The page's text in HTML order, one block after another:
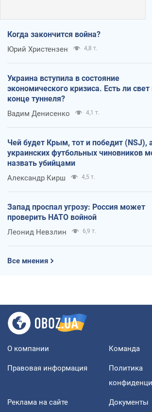
Когда закончится война?
Юрий Христензен 4,8 т.
Украина вступила в состояние
экономического кризиса. Есть ли свет
конце туннеля?
Вадим Денисенко 4,1 т.
Чей будет Крым, тот и победит (NSJ),
украинских футбольных чиновников
назвать убийцами
Александр Кирш 4,5 т.
Запад проспал угрозу: Россия может
проверить НАТО войной
Леонид Невзлин 6,9 т.
Все мнения
О компании Команда
Правовая информация
Политика
Реклама на сайте Документы